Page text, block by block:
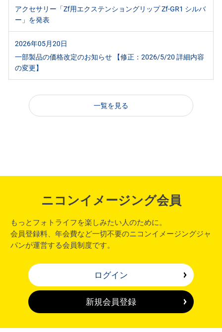
アクセサリー「Zf用エクステンショングリップ Zf-GR1 シルバ
ー」を発表
2026年05月20日
一部製品の価格改定のお知らせ 【修正：2026/5/20 詳細内容
の変更】
一覧を見る
ニコンイメージング会員
もっとフォトライフを楽しみたい人のために。
会員登録料、年会費など一切不要のニコンイメージングジャ
パンが運営する会員制度です。
ログイン
新規会員登録